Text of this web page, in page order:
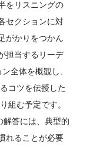
をリスニングの
セクションに対
がかりをつかん
担当するリーデ
全体を概観し、
コツを伝授した
組む予定です。
解答には、典型的
れることが必要